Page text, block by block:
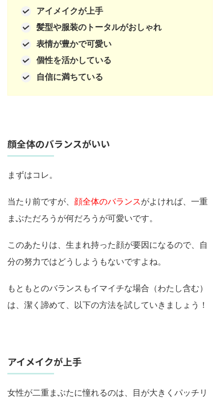
アイメイクが上手
髪型や服装のトータルがおしゃれ
表情が豊かで可愛い
個性を活かしている
自信に満ちている
顔全体のバランスがいい
まずはコレ。
当たり前ですが、 顔全体のバランス がよければ、一重
まぶただろうが何だろうが可愛いです。
このあたりは、生まれ持った顔が要因になるので、自
分の努力ではどうしようもないですよね。
もともとのバランスもイマイチな場合（わたし含む）
は、潔く諦めて、以下の方法を試していきましょう！
アイメイクが上手
女性が二重まぶたに憧れるのは、目が大きくパッチリ